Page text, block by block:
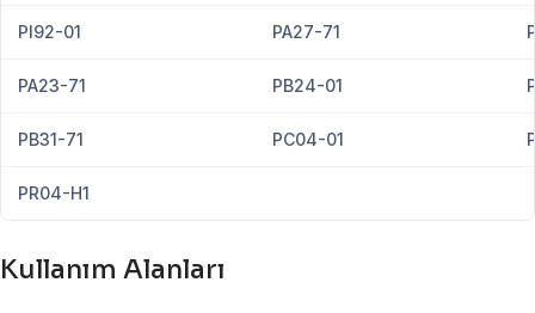
PI92-01 PA27-71
PA23-71 PB24-01
PB31-71 PC04-01
PR04-H1
Kullanım Alanları